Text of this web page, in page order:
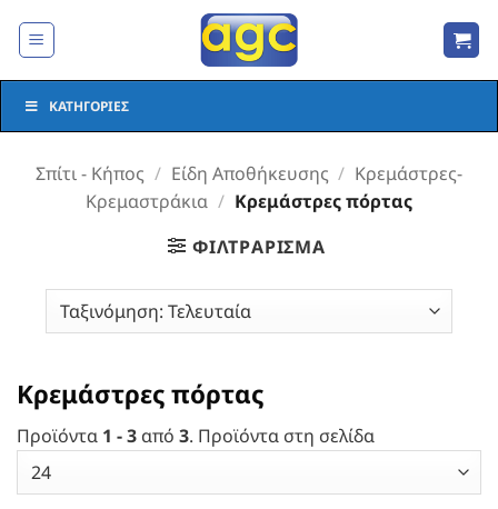
στο
ΚΑΤΗΓΟΡΊΕΣ
Σπίτι - Κήπος / Είδη Αποθήκευσης / Κρεμάστρες-
Κρεμαστράκια / Κρεμάστρες πόρτας
ΦΙΛΤΡΆΡΙΣΜΑ
Κρεμάστρες πόρτας
Προϊόντα 1 - 3 από 3. Προϊόντα στη σελίδα